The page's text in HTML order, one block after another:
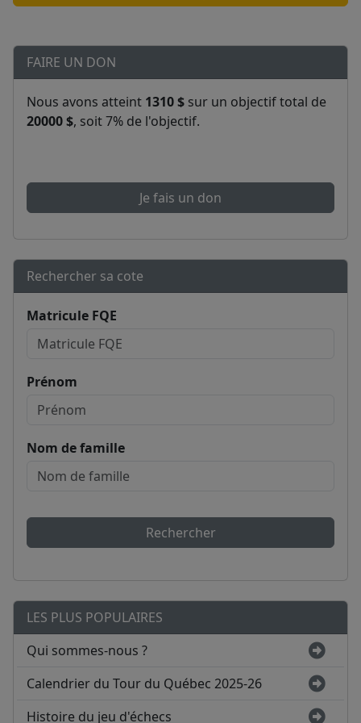
FAIRE UN DON
Nous avons atteint 1310 $ sur un objectif total de
20000 $, soit 7% de l'objectif.
Je fais un don
Rechercher sa cote
Matricule FQE
Prénom
Nom de famille
Rechercher
LES PLUS POPULAIRES
Qui sommes-nous ?
Calendrier du Tour du Québec 2025-26
Histoire du jeu d'échecs